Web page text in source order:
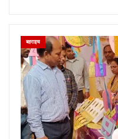
बहराइच